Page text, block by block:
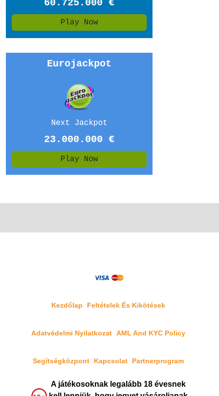
Kezdőlap Feltételek És Kikötések
Adatvédelmi Nyilatkozat AML And KYC Policy
Segítségközpont Kapcsolat Partnerprogram
A játékosoknak legalább 18 évesnek